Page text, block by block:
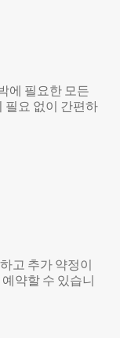
에 필요한 모든
필요 없이 간편하
고 추가 약정이
약할 수 있습니